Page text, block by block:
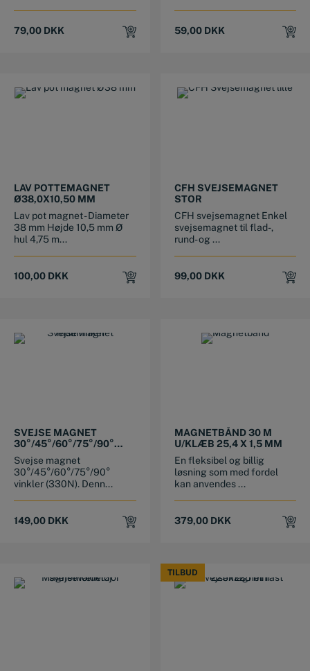
79,00 DKK 59,00 DKK
LAV POTTEMAGNET
Ø38,0X10,50 MM
Lav pot magnet - Diameter
38 mm Højde 10,5 mm Ø
hul 4,75 m...
100,00 DKK
CFH SVEJSEMAGNET
STOR
CFH svejsemagnet Enkel
svejsemagnet til flad-,
rund- og ...
99,00 DKK
SVEJSE MAGNET
30°/45°/60°/75°/90°
VINKLER (330N)
Svejse magnet
30°/45°/60°/75°/90°
vinkler (330N). Denn...
149,00 DKK
MAGNETBÅND 30 M
U/KLÆB 25,4 X 1,5 MM
En fleksibel og billig
løsning som med fordel
kan anvendes ...
379,00 DKK
TILBUD
TILBUD